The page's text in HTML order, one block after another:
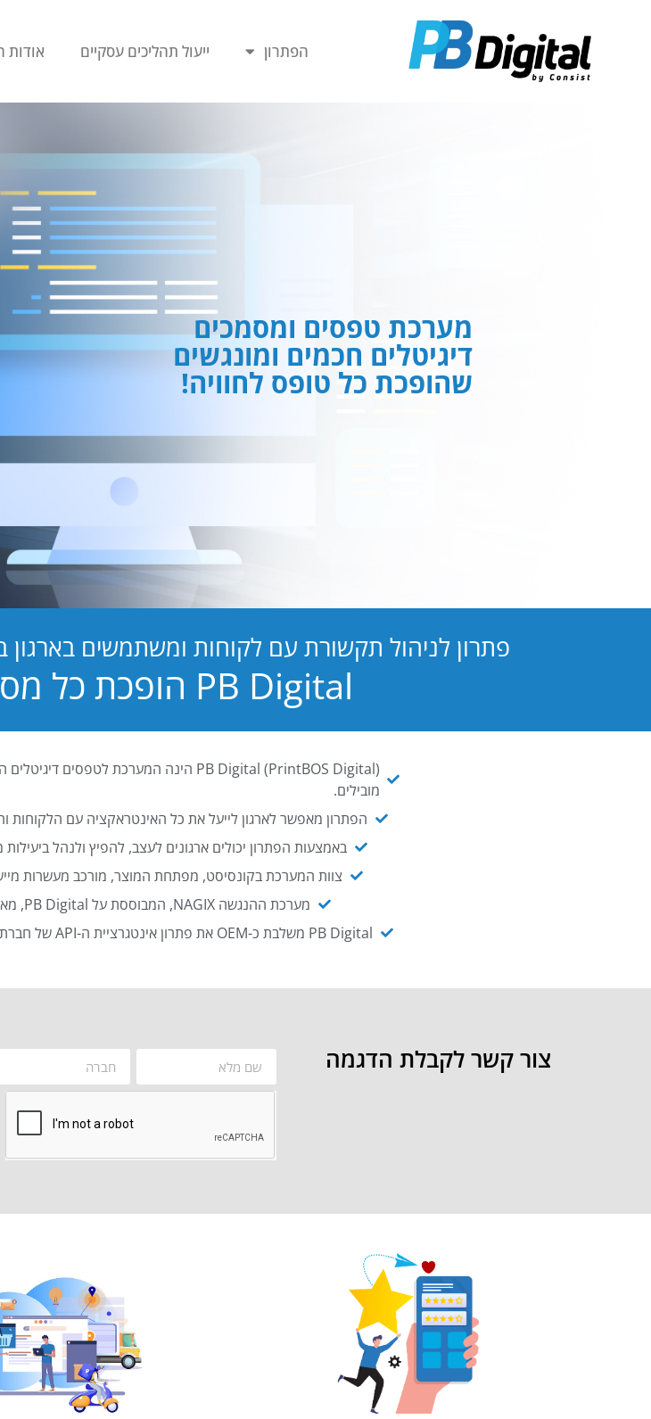
הפתרון ייעול תהליכים עסקיים אודות
מערכת טפסים ומסמכים
דיגיטלים חכמים ומונגשים
שהופכת כל טופס לחוויה!
פתרון לניהול תקשורת עם לקוחות ומשתמשים בארגון
PB Digital הופכת כל מסמך וטופס, לחוויה!
מובילים.
הפתרון מאפשר לארגון לייעל את כל האינטראקציה עם הלקוחות
באמצעות הפתרון יכולים ארגונים לעצב, להפיץ ולנהל
צוות המערכת בקונסיסט, מפתחת המוצר, מורכב מעשרות
מערכת ההנגשה NAGIX, המבוססת על PB Digital, מאפשרת להנגיש מסמכים ארגוניים באופן אוטומטי ויעיל.
PB Digital משלבת כ-OEM את פתרון אינטגרציית ה-API של חברת WSO2 - המאפשר לחבר בקלות בין מערכות ארגוניות
צור קשר לקבלת הדגמה